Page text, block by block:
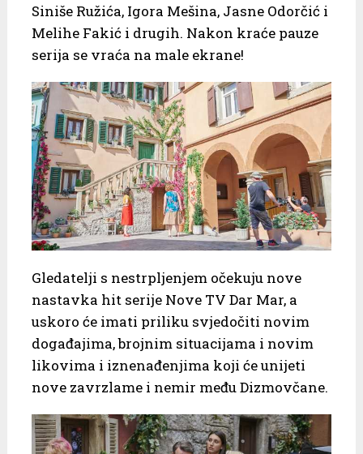
Siniše Ružića, Igora Mešina, Jasne Odorčić i
Melihe Fakić i drugih. Nakon kraće pauze
serija se vraća na male ekrane!
Gledatelji s nestrpljenjem očekuju nove
nastavka hit serije Nove TV Dar Mar, a
uskoro će imati priliku svjedočiti novim
događajima, brojnim situacijama i novim
likovima i iznenađenjima koji će unijeti
nove zavrzlame i nemir među Dizmovčane.